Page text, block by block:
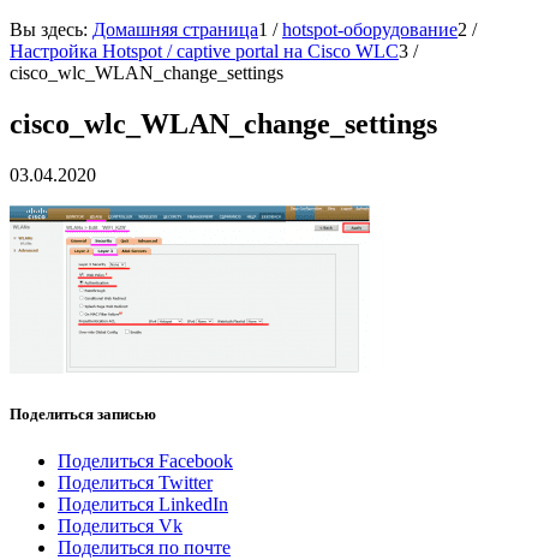
Вы здесь: Домашняя страница1 / hotspot-оборудование2 /
Настройка Hotspot / captive portal на Cisco WLC3 /
cisco_wlc_WLAN_change_settings
cisco_wlc_WLAN_change_settings
03.04.2020
Поделиться записью
Поделиться Facebook
Поделиться Twitter
Поделиться LinkedIn
Поделиться Vk
Поделиться по почте